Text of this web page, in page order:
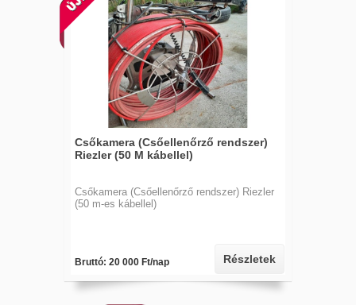
Csőkamera (Csőellenőrző rendszer)
Riezler (50 M kábellel)
Csőkamera (Csőellenőrző rendszer) Riezler
(50 m-es kábellel)
Bruttó: 20 000 Ft/nap Részletek